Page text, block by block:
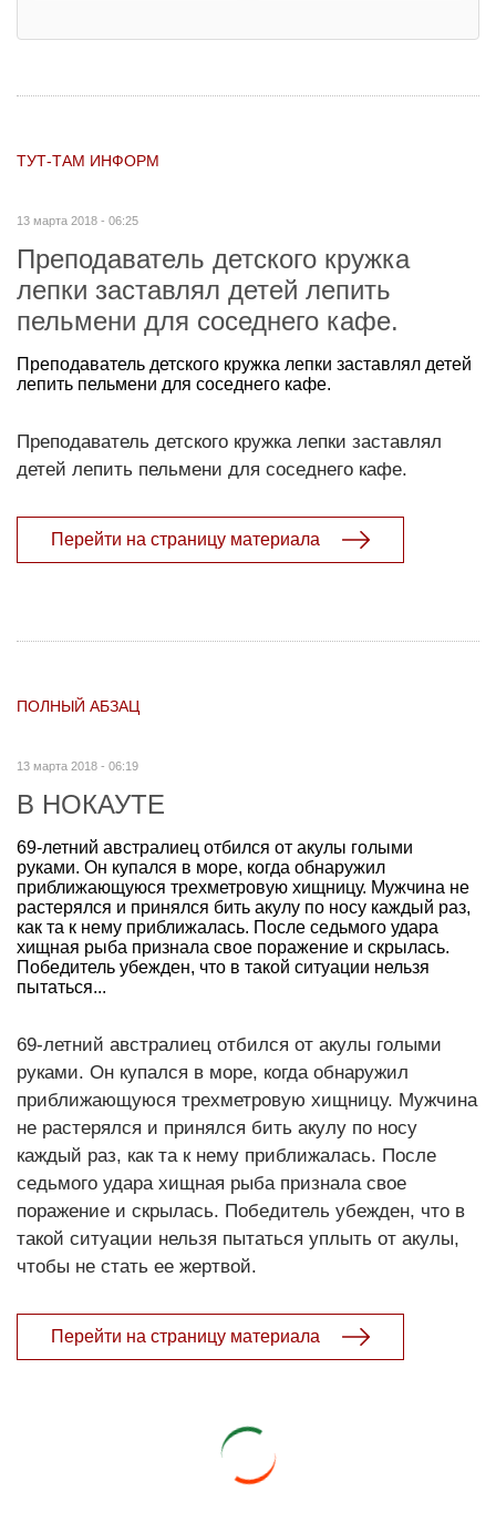
ТУТ-ТАМ ИНФОРМ
13 марта 2018 - 06:25
Преподаватель детского кружка
лепки заставлял детей лепить
пельмени для соседнего кафе.
Преподаватель детского кружка лепки заставлял детей
лепить пельмени для соседнего кафе.
Преподаватель детского кружка лепки заставлял
детей лепить пельмени для соседнего кафе.
Перейти на страницу материала
ПОЛНЫЙ АБЗАЦ
13 марта 2018 - 06:19
В НОКАУТЕ
69-летний австралиец отбился от акулы голыми
руками. Он купался в море, когда обнаружил
приближающуюся трехметровую хищницу. Мужчина не
растерялся и принялся бить акулу по носу каждый раз,
как та к нему приближалась. После седьмого удара
хищная рыба признала свое поражение и скрылась.
Победитель убежден, что в такой ситуации нельзя
пытаться...
69-летний австралиец отбился от акулы голыми
руками. Он купался в море, когда обнаружил
приближающуюся трехметровую хищницу. Мужчина
не растерялся и принялся бить акулу по носу
каждый раз, как та к нему приближалась. После
седьмого удара хищная рыба признала свое
поражение и скрылась. Победитель убежден, что в
такой ситуации нельзя пытаться уплыть от акулы,
чтобы не стать ее жертвой.
Перейти на страницу материала